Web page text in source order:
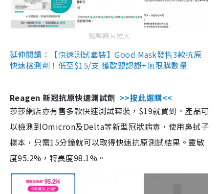
點擊圖片放大
延伸閱讀：【快速測試套裝】Good Mask發售3款抗原
快速檢測劑！低至$15/支 獲歐盟認證+無限購數量
Reagen 新冠抗原快速測試劑 >>按此選購<<
莎莎網店亦有售多款快速測試套裝，$19就買到。產品可
以檢測到Omicron及Delta等新型冠狀病毒，使用鼻拭子
樣本，只需15分鐘就可以取得快速抗原測試結果。靈敏
度95.2%，特異度98.1%。